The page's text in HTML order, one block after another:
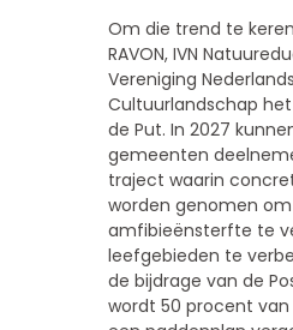
Om die trend te
RAVON, IVN
Vereniging Nederlands
Cultuurlandschap
de Put. In 2027
gemeenten
traject waarin
worden genomen om
amfibieënsterfte te
leefgebieden te
de bijdrage van de
wordt 50 procent